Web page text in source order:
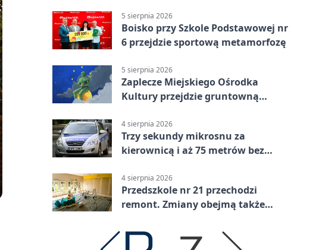
5 sierpnia 2026
Boisko przy Szkole Podstawowej nr
6 przejdzie sportową metamorfozę
5 sierpnia 2026
Zaplecze Miejskiego Ośrodka
Kultury przejdzie gruntowną
4 sierpnia 2026
Trzy sekundy mikrosnu za
kierownicą i aż 75 metrów bez
4 sierpnia 2026
Przedszkole nr 21 przechodzi
remont. Zmiany obejmą także